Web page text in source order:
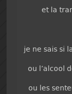
et la
je ne sais si
ou l’alcool
ou les